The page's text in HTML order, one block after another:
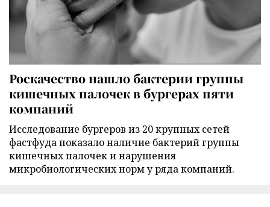
Роскачество нашло бактерии группы
кишечных палочек в бургерах пяти
компаний
Исследование бургеров из 20 крупных сетей
фастфуда показало наличие бактерий группы
кишечных палочек и нарушения
микробиологических норм у ряда компаний.